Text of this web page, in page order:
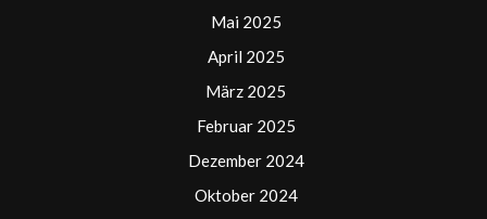
Mai 2025
April 2025
März 2025
Februar 2025
Dezember 2024
Oktober 2024